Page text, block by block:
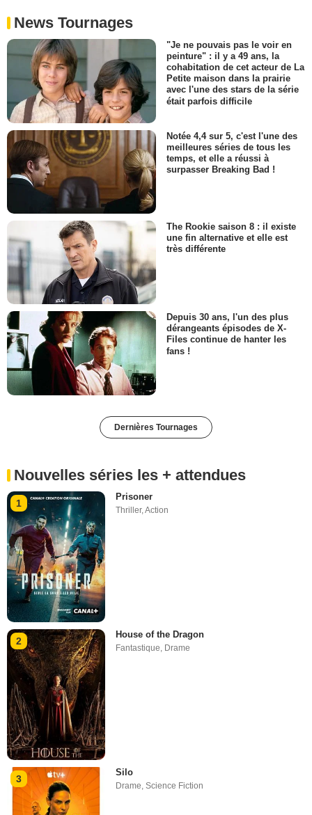
News Tournages
"Je ne pouvais pas le voir en
peinture" : il y a 49 ans, la
cohabitation de cet acteur de La
Petite maison dans la prairie
avec l'une des stars de la série
était parfois difficile
Notée 4,4 sur 5, c'est l'une des
meilleures séries de tous les
temps, et elle a réussi à
surpasser Breaking Bad !
The Rookie saison 8 : il existe
une fin alternative et elle est
très différente
Depuis 30 ans, l'un des plus
dérangeants épisodes de X-
Files continue de hanter les
fans !
Dernières Tournages
Nouvelles séries les + attendues
1
Prisoner
Thriller,Action
2
House of the Dragon
Fantastique, Drame
3
Silo
Drame,Science Fiction